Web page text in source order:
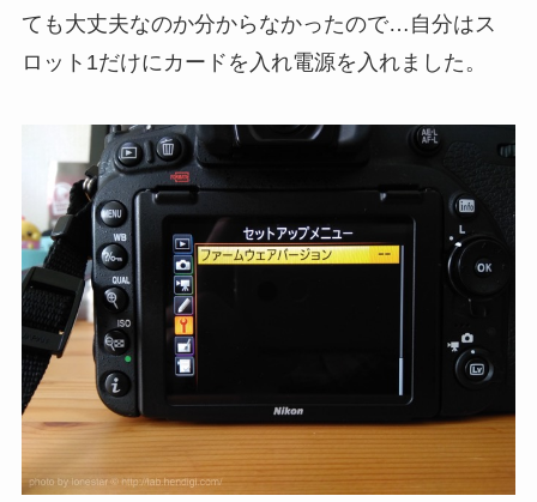
ても大丈夫なのか分からなかったので…自分はス
ロット1だけにカードを入れ電源を入れました。